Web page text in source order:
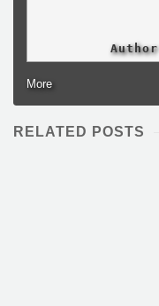
Author
More
RELATED POSTS